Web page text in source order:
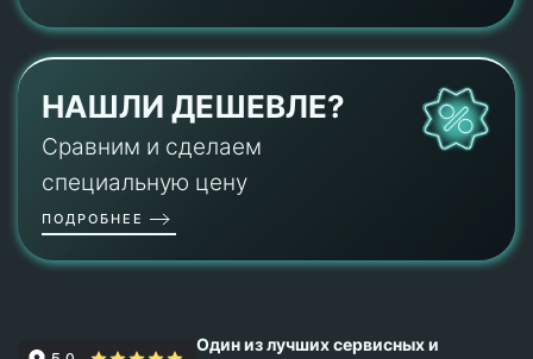
НАШЛИ ДЕШЕВЛЕ?
Сравним и сделаем
специальную цену
ПОДРОБНЕЕ
Один из лучших сервисных и